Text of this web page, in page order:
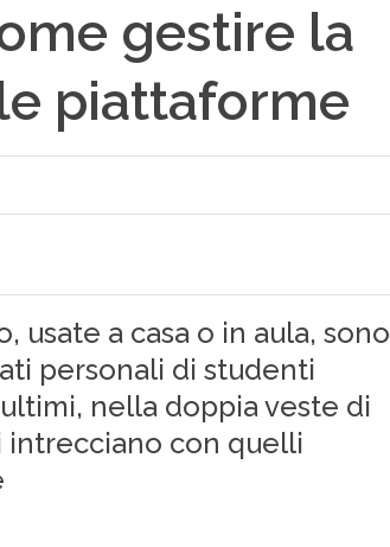
gestire la
piattaforme
a casa o in aula, sono
personali di studenti
nella doppia veste di
intrecciano con quelli